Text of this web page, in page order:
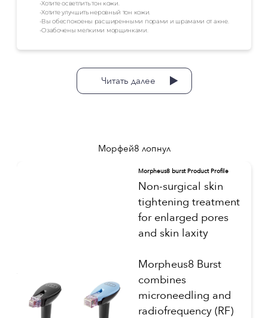
-Хотите осветлить тон кожи.
-Хотите улучшить неровный тон кожи.
-Вы обеспокоены расширенными порами и шрамами от акне.
-Озабочены мелкими морщинками.
Читать далее
Морфей8 лопнул
Morpheus8 burst Product Profile
Non-surgical skin
tightening treatment
for enlarged pores
and skin laxity
Morpheus8 Burst
combines
microneedling and
radiofrequency (RF)